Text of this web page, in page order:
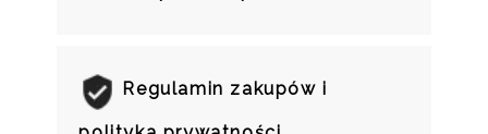
Regulamin zakupów i